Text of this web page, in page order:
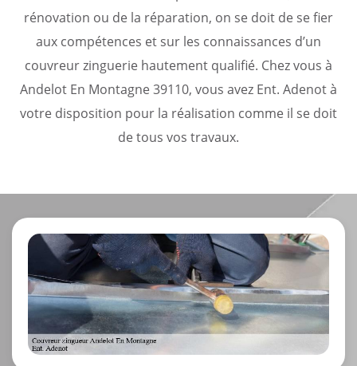
rénovation ou de la réparation, on se doit de se fier
aux compétences et sur les connaissances d’un
couvreur zinguerie hautement qualifié. Chez vous à
Andelot En Montagne 39110, vous avez Ent. Adenot à
votre disposition pour la réalisation comme il se doit
de tous vos travaux.